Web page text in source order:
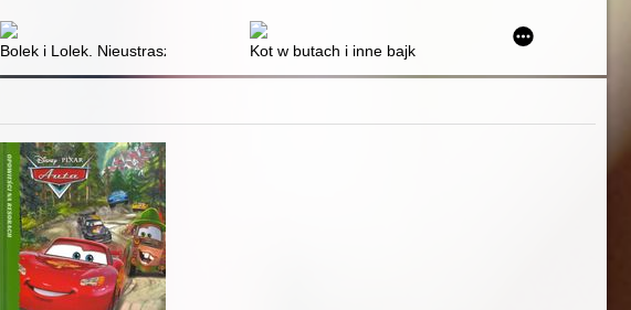
Bolek i Lolek. Nieustraszeni wędrowcy i inne opowiadania
Kot w butach i inne bajki